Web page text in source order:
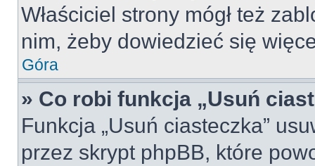
Właściciel strony mógł też
nim, żeby dowiedzieć się
Góra
» Co robi funkcja „Usuń
Funkcja „Usuń ciasteczka”
przez skrypt phpBB, które